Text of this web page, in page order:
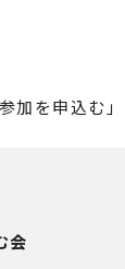
を申込む
会